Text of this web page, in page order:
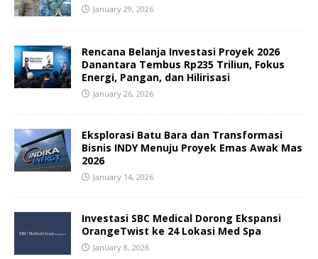
January 29, 2026
Rencana Belanja Investasi Proyek 2026
Danantara Tembus Rp235 Triliun, Fokus
Energi, Pangan, dan Hilirisasi
January 26, 2026
Eksplorasi Batu Bara dan Transformasi
Bisnis INDY Menuju Proyek Emas Awak Mas
2026
January 14, 2026
Investasi SBC Medical Dorong Ekspansi
OrangeTwist ke 24 Lokasi Med Spa
January 8, 2026